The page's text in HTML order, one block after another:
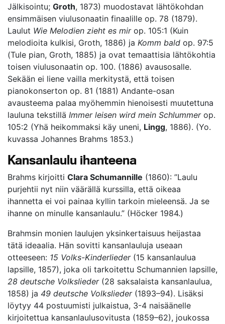
Jälkisointu; Groth, 1873) muodostavat lähtökohdan
ensimmäisen viulusonaatin finaalille op. 78 (1879).
Laulut Wie Melodien zieht es mirop. 105:1 (Kuin
melodioita kulkisi, Groth, 1886) ja Komm bald op. 97:5
(Tule pian, Groth, 1885) ja ovat temaattisia lähtökohtia
toisen viulusonaatin op. 100. (1886) avausosalle.
Sekään ei liene vailla merkitystä, että toisen
pianokonserton op. 81 (1881) Andante-osan
avausteema palaa myöhemmin hienoisesti muutettuna
lauluna tekstillä Immer leisen wird mein Schlummerop.
105:2 (Yhä heikommaksi käy uneni, Lingg, 1886). (Yo.
kuvassa Johannes Brahms 1853.)
Kansanlaulu ihanteena
Brahms kirjoitti Clara Schumannille (1860): ”Laulu
purjehtii nyt niin väärällä kurssilla, että oikeaa
ihannetta ei voi painaa kyllin tarkoin mieleensä. Ja se
ihanne on minulle kansanlaulu.” (Höcker 1984.)
Brahmsin monien laulujen yksinkertaisuus heijastaa
tätä ideaalia. Hän sovitti kansanlauluja useaan
otteeseen: 15 Volks-Kinderlieder(15 kansanlaulua
lapsille, 1857), joka oli tarkoitettu Schumannien lapsille,
28 deutsche Volkslieder(28 saksalaista kansanlaulua,
1858) ja 49 deutsche Volkslieder(1893–94). Lisäksi
löytyy 44 postuumisti julkaistua, 3-4 naisäänelle
kirjoitettua kansanlaulusovitusta (1859–62), joukossa